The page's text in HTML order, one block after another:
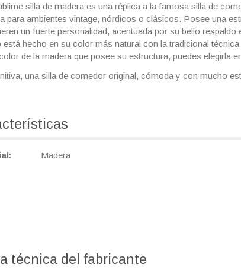
silla de madera es una réplica a la famosa silla de
para ambientes vintage, nórdicos o clásicos. Posee una
un fuerte personalidad, acentuada por su bello
está hecho en su color más natural con la tradicional
de la madera que posee su estructura, puedes elegirla
una silla de comedor original, cómoda y con mucho
Madera
técnica del fabricante